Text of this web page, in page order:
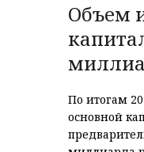
Объем
По итогам
основной